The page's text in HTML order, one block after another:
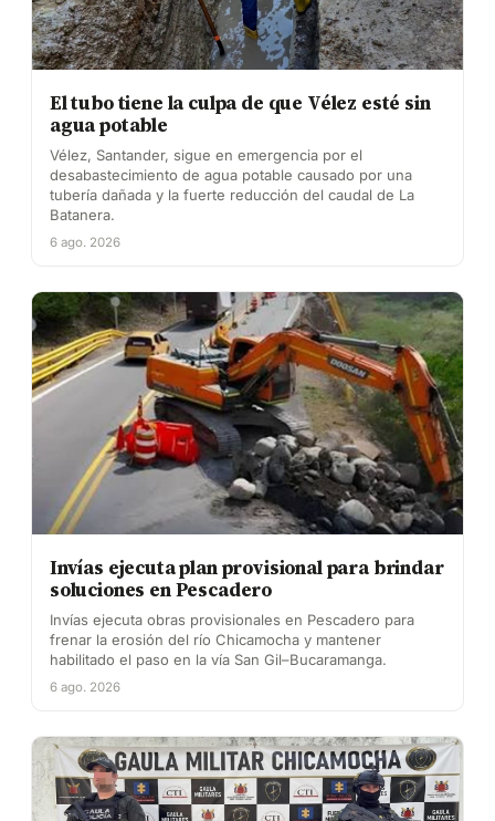
El tubo tiene la culpa de que Vélez esté sin
agua potable
Vélez, Santander, sigue en emergencia por el
desabastecimiento de agua potable causado por una
tubería dañada y la fuerte reducción del caudal de La
Batanera.
6 ago. 2026
Invías ejecuta plan provisional para brindar
soluciones en Pescadero
Invías ejecuta obras provisionales en Pescadero para
frenar la erosión del río Chicamocha y mantener
habilitado el paso en la vía San Gil–Bucaramanga.
6 ago. 2026